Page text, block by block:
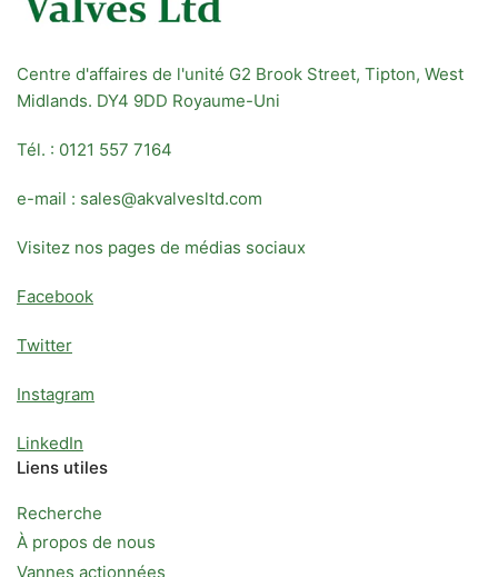
Centre d'affaires de l'unité G2 Brook Street, Tipton, West
Midlands. DY4 9DD Royaume-Uni
Tél. : 0121 557 7164
e-mail : sales@akvalvesltd.com
Visitez nos pages de médias sociaux
Facebook
Twitter
Instagram
LinkedIn
Liens utiles
Recherche
À propos de nous
Vannes actionnées